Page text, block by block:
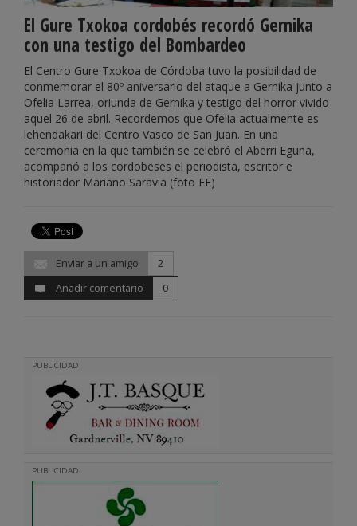
El Gure Txokoa cordobés recordó Gernika
con una testigo del Bombardeo
El Centro Gure Txokoa de Córdoba tuvo la posibilidad de
conmemorar el 80º aniversario del ataque a Gernika junto a
Ofelia Larrea, oriunda de Gernika y testigo del horror vivido
aquel 26 de abril. Recordemos que Ofelia actualmente es
lehendakari del Centro Vasco de San Juan. En una
ceremonia en la que también se celebró el Aberri Eguna,
acompañó a los cordobeses el periodista, escritor e
historiador Mariano Saravia (foto EE)
Enviar a un amigo
2
Añadir comentario
0
PUBLICIDAD
PUBLICIDAD